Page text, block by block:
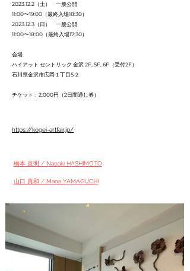
2023.12.2 （土） 一般公開
11:00〜19:00（最終入場18:30）
2023.12.3 （日） 一般公開
11:00〜18:00（最終入場17:30）
会場
ハイアット セントリック 金沢 2F, 5F, 6F（受付2F）
石川県金沢市広岡１丁目5-2
チケット：2,000円（2日間通し券）
https://kogei-artfair.jp/
橋本 直明 / Naoaki HASHIMOTO
山口 真和 / Mana YAMAGUCHI